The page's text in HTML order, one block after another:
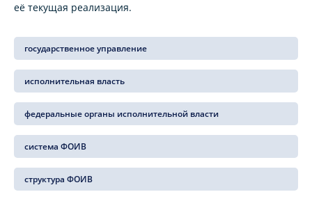
её текущая реализация.
государственное управление
исполнительная власть
федеральные органы исполнительной власти
система ФОИВ
структура ФОИВ